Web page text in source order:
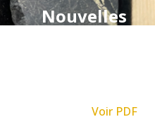
Nouvelles
Voir PDF